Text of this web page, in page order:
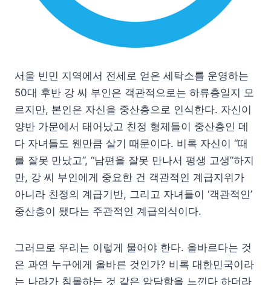
서울 빈민 지역에서 전세로 얻은 세탁소를 운영하는
50대 후반 강 씨 부인은 객관적으로는 하류층일지 모
르지만, 본인은 자신을 중산층으로 인식한다. 자신이
양반 가문에서 태어났고 친정 형제들이 중산층인 데
다 자녀들도 웬만큼 살기 때문이다. 비록 자신이 “때
를 잘못 만났고”, “남편을 잘못 만나서 평생 고생”하지
만, 강 씨 부인에게 중요한 건 객관적인 계급지위가
아니라 친정의 계급기반, 그리고 자녀들이 ‘객관적인’
중산층이 됐다는 주관적인 계급의식이다.
그러므로 우리는 이렇게 물어야 한다. 올바르다는 것
은 과연 누구에게 올바른 것인가? 비록 대한민국이라
는 나라가 침몰하는 것 같은 암담함을 느낀다 하더라